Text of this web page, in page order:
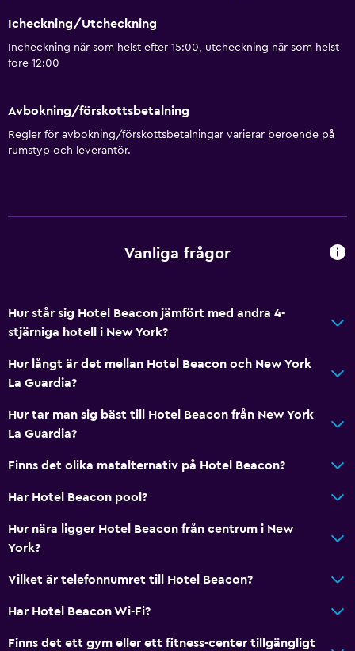
Icheckning/Utcheckning
Incheckning när som helst efter 15:00, utcheckning när som helst
före 12:00
Avbokning/förskottsbetalning
Regler för avbokning/förskottsbetalningar varierar beroende på
rumstyp och leverantör.
Vanliga frågor
Hur står sig Hotel Beacon jämfört med andra 4-
stjärniga hotell i New York?
Hur långt är det mellan Hotel Beacon och New York
La Guardia?
Hur tar man sig bäst till Hotel Beacon från New York
La Guardia?
Finns det olika matalternativ på Hotel Beacon?
Har Hotel Beacon pool?
Hur nära ligger Hotel Beacon från centrum i New
York?
Vilket är telefonnumret till Hotel Beacon?
Har Hotel Beacon Wi-Fi?
Finns det ett gym eller ett fitness-center tillgängligt